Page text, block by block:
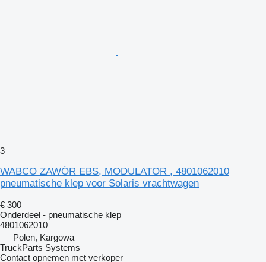
3
WABCO ZAWÓR EBS, MODULATOR , 4801062010
pneumatische klep voor Solaris vrachtwagen
€ 300
Onderdeel - pneumatische klep
4801062010
Polen, Kargowa
TruckParts Systems
Contact opnemen met verkoper